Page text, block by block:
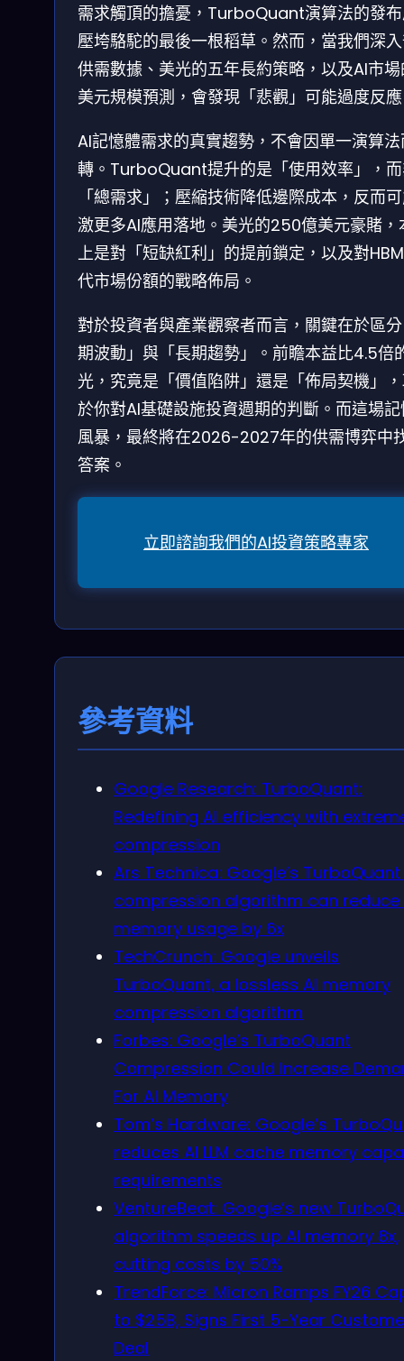
需求觸頂的擔憂，TurboQuant演算法的發
壓垮駱駝的最後一根稻草。然而，當我們深
供需數據、美光的五年長約策略，以及AI市
美元規模預測，會發現「悲觀」可能過度反
AI記憶體需求的真實趨勢，不會因單一演算
轉。TurboQuant提升的是「使用效率」，
「總需求」；壓縮技術降低邊際成本，反而
激更多AI應用落地。美光的250億美元豪賭，
上是對「短缺紅利」的提前鎖定，以及對
代市場份額的戰略佈局。
對於投資者與產業觀察者而言，關鍵在於區
期波動」與「長期趨勢」。前瞻本益比4.5倍
光，究竟是「價值陷阱」還是「佈局契機」
於你對AI基礎設施投資週期的判斷。而這場
風暴，最終將在2026-2027年的供需博弈中
答案。
立即諮詢我們的AI投資策略專家
參考資料
Google Research: TurboQuant:
Redefining AI efficiency with
compression
Ars Technica: Google’s
compression algorithm can reduce
memory usage by 6x
TechCrunch: Google unveils
TurboQuant, a lossless AI memory
compression algorithm
Forbes: Google’s TurboQuant
Compression Could Increase
For AI Memory
Tom’s Hardware: Google’s
reduces AI LLM cache memory
requirements
VentureBeat: Google’s new
algorithm speeds up AI memory 8x,
cutting costs by 50%
TrendForce: Micron Ramps FY26
to $25B, Signs First 5-Year
Deal